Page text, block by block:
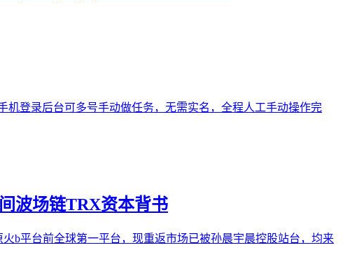
机登录后台可多号手动做任务，无需实名，全程人工手动操作完
波场链TRX资本背书
b平台前全球第一平台，现重返市场已被孙晨宇晨控股站台，均来